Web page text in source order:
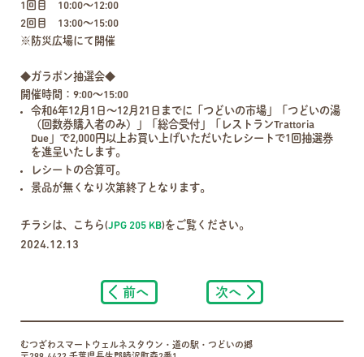
1回目 10:00～12:00
2回目 13:00～15:00
※防災広場にて開催
◆ガラポン抽選会◆
開催時間：9:00～15:00
令和6年12月1日～12月21日までに「つどいの市場」「つどいの湯
（回数券購入者のみ）」「総合受付」「レストランTrattoria
Due」で2,000円以上お買い上げいただいたレシートで1回抽選券
を進呈いたします。
レシートの合算可。
景品が無くなり次第終了となります。
チラシは、こちら(JPG 205 KB)をご覧ください。
2024.12.13
前へ 次へ
むつざわスマートウェルネスタウン・道の駅・つどいの郷